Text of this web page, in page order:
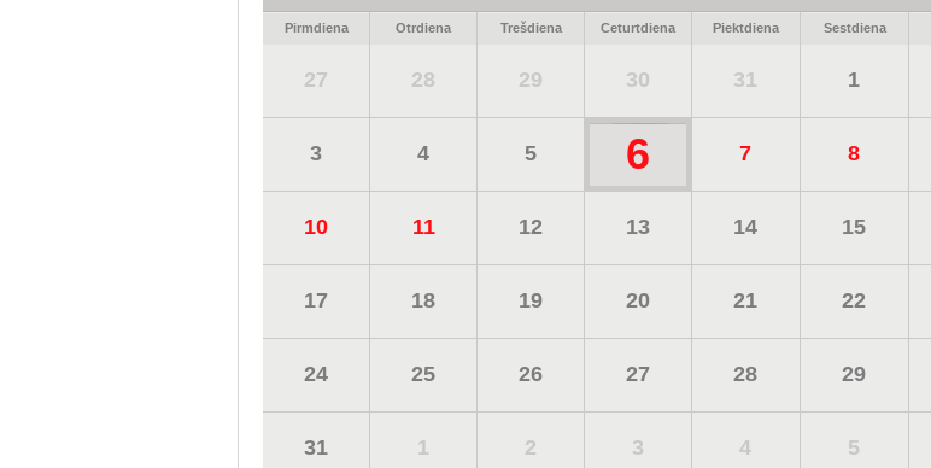
Pirmdiena Otrdiena Trešdiena Ceturtdiena Piektdiena Sestdiena
27 28 29 30 31 1
3 4 5 6 7 8
10 11 12 13 14 15
17 18 19 20 21 22
24 25 26 27 28 29
31 1 2 3 4 5